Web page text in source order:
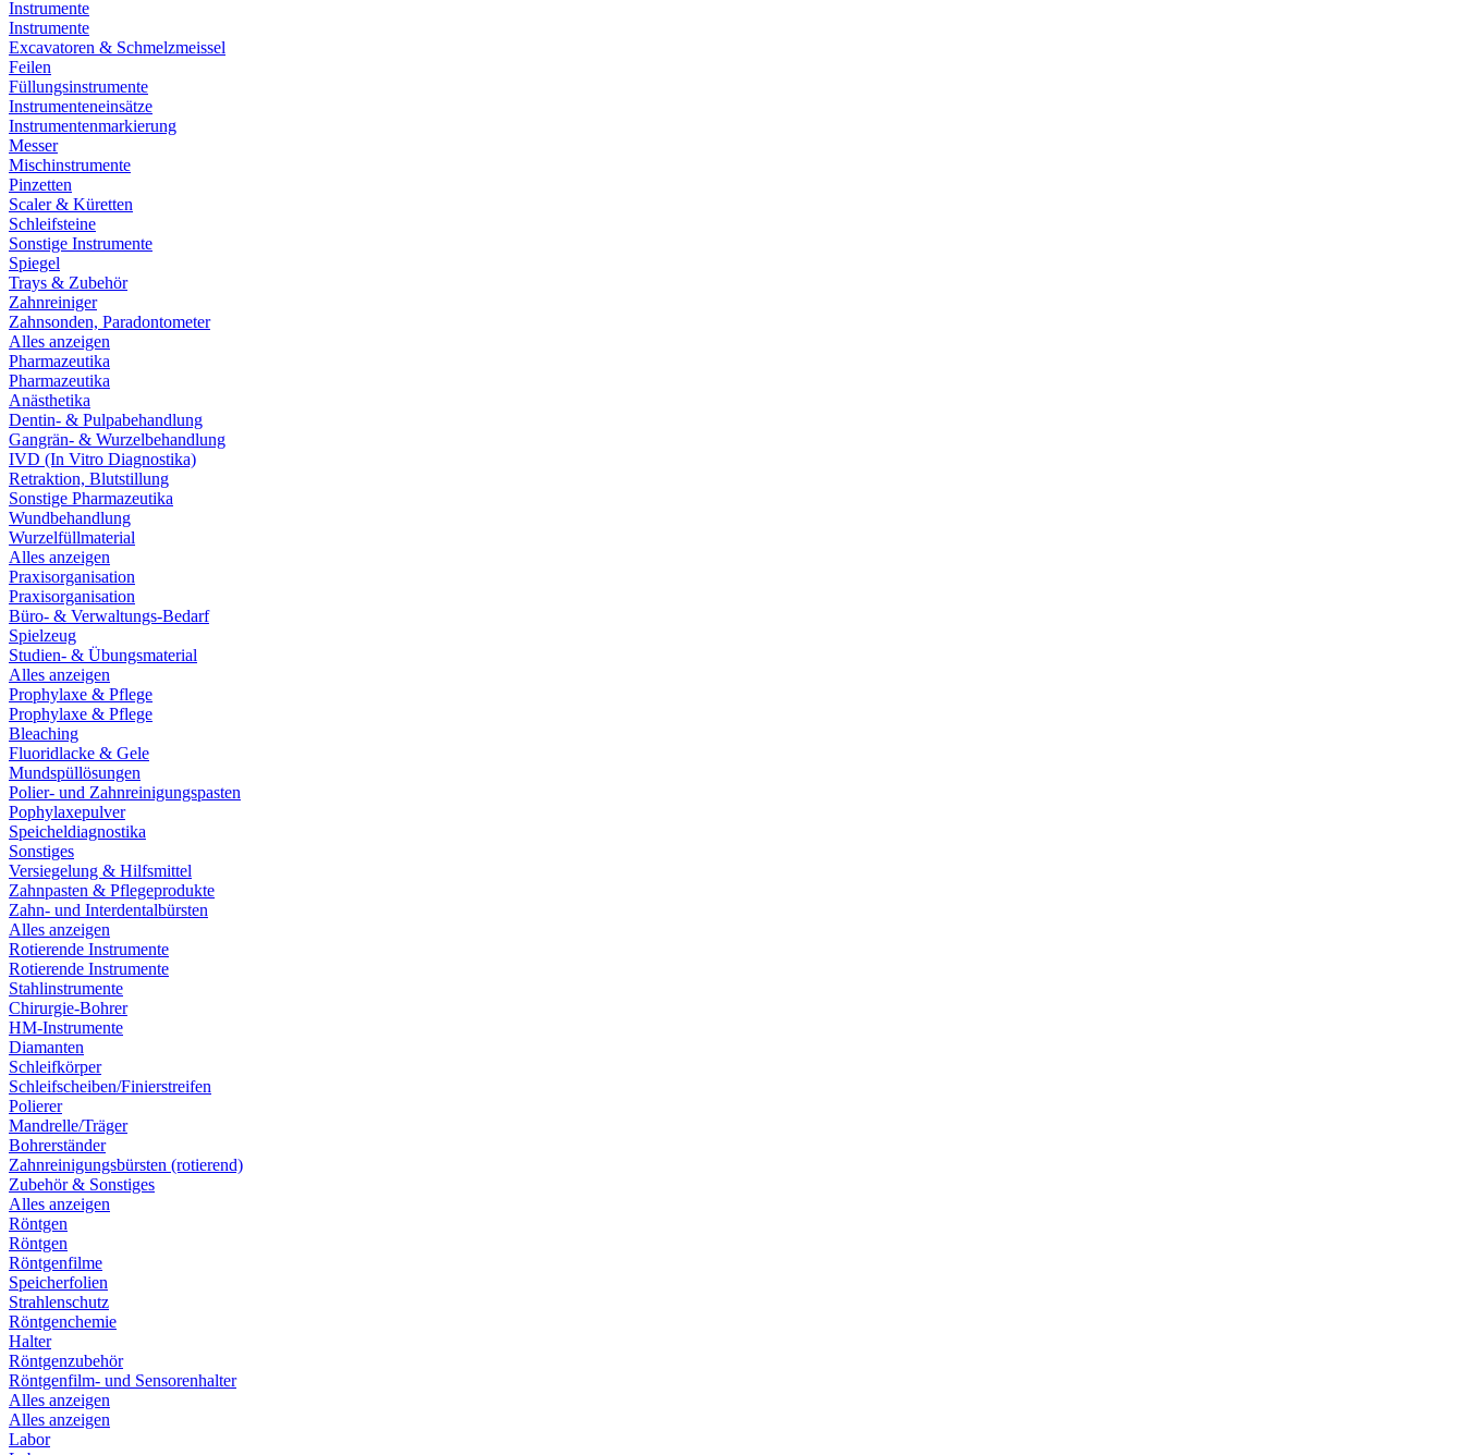
Instrumente
Instrumente
Excavatoren & Schmelzmeissel
Feilen
Füllungsinstrumente
Instrumenteneinsätze
Instrumentenmarkierung
Messer
Mischinstrumente
Pinzetten
Scaler & Küretten
Schleifsteine
Sonstige Instrumente
Spiegel
Trays & Zubehör
Zahnreiniger
Zahnsonden, Paradontometer
Alles anzeigen
Pharmazeutika
Pharmazeutika
Anästhetika
Dentin- & Pulpabehandlung
Gangrän- & Wurzelbehandlung
IVD (In Vitro Diagnostika)
Retraktion, Blutstillung
Sonstige Pharmazeutika
Wundbehandlung
Wurzelfüllmaterial
Alles anzeigen
Praxisorganisation
Praxisorganisation
Büro- & Verwaltungs-Bedarf
Spielzeug
Studien- & Übungsmaterial
Alles anzeigen
Prophylaxe & Pflege
Prophylaxe & Pflege
Bleaching
Fluoridlacke & Gele
Mundspüllösungen
Polier- und Zahnreinigungspasten
Pophylaxepulver
Speicheldiagnostika
Sonstiges
Versiegelung & Hilfsmittel
Zahnpasten & Pflegeprodukte
Zahn- und Interdentalbürsten
Alles anzeigen
Rotierende Instrumente
Rotierende Instrumente
Stahlinstrumente
Chirurgie-Bohrer
HM-Instrumente
Diamanten
Schleifkörper
Schleifscheiben/Finierstreifen
Polierer
Mandrelle/Träger
Bohrerständer
Zahnreinigungsbürsten (rotierend)
Zubehör & Sonstiges
Alles anzeigen
Röntgen
Röntgen
Röntgenfilme
Speicherfolien
Strahlenschutz
Röntgenchemie
Halter
Röntgenzubehör
Röntgenfilm- und Sensorenhalter
Alles anzeigen
Alles anzeigen
Labor